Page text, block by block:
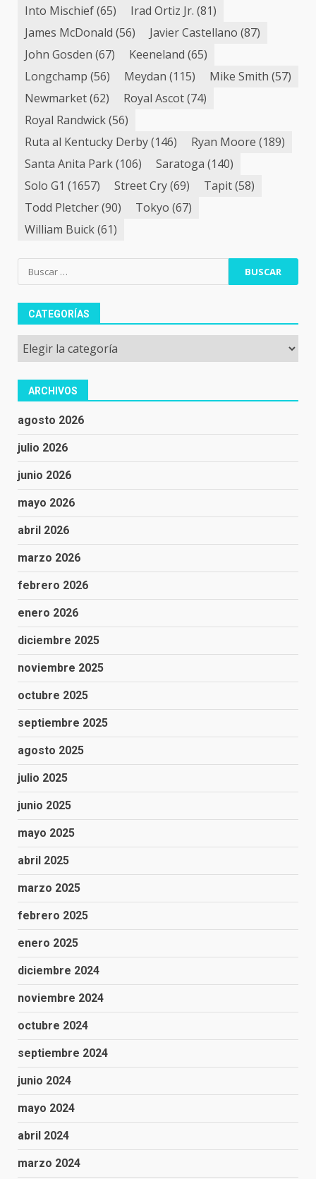
Into Mischief(65) Irad Ortiz Jr. (81)
James McDonald (56) Javier Castellano (87)
John Gosden (67) Keeneland (65)
Longchamp (56) Meydan (115) Mike Smith (57)
Newmarket(62) Royal Ascot(74)
Royal Randwick(56)
Ruta al Kentucky Derby(146) Ryan Moore (189)
Santa Anita Park(106) Saratoga (140)
Solo G1 (1657) Street Cry(69) Tapit(58)
Todd Pletcher(90) Tokyo (67)
William Buick(61)
Buscar:
CATEGORÍAS
Categorías
ARCHIVOS
agosto 2026
julio 2026
junio 2026
mayo 2026
abril 2026
marzo 2026
febrero 2026
enero 2026
diciembre 2025
noviembre 2025
octubre 2025
septiembre 2025
agosto 2025
julio 2025
junio 2025
mayo 2025
abril 2025
marzo 2025
febrero 2025
enero 2025
diciembre 2024
noviembre 2024
octubre 2024
septiembre 2024
junio 2024
mayo 2024
abril 2024
marzo 2024